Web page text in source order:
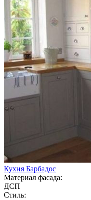
Кухня Барбадос
Материал фасада:
ДСП
Стиль: